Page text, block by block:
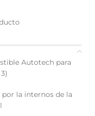
Autotech para
la internos de la